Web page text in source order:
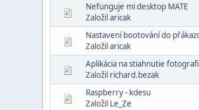
Nefunguje mi desktop MATE
Založilaricak
Nastavení bootování do
Založilaricak
Aplikácia na stiahnutie
Založil richard.bezak
Raspberry - kdesu
Založil Le_Ze